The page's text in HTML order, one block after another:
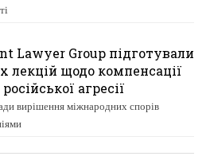
Lawyer Group підготували
лекцій щодо компенсації
агресії
вирішення міжнародних спорів